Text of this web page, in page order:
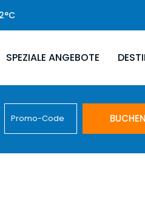
SPEZIALE ANGEBOTE
BUCHEN